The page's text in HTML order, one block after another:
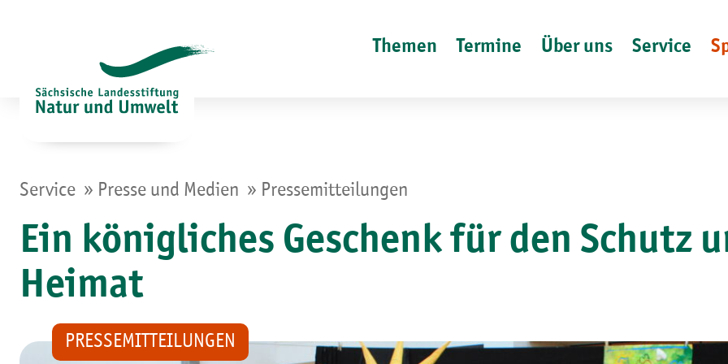
Themen Termine Über uns Service
Service » Presse und Medien » Pressemitteilungen
Ein königliches Geschenk für den Schutz
Heimat
PRESSEMITTEILUNGEN